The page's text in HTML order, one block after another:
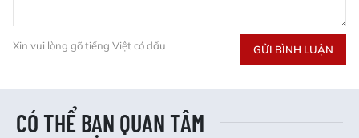
Xin vui lòng gõ tiếng Việt có dấu GỬI BÌNH LUẬN
CÓ THỂ BẠN QUAN TÂM